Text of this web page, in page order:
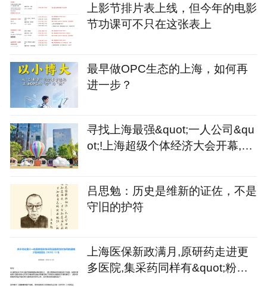
上影节排片表上线，但今年的电影
节功课可不只在这张表上
最早做OPC生态的上海，如何再
进一步？
寻找上海最强&quot;一人公司&qu
ot;!上海超级个体经济大会开幕,征
吕思勉：历史是维新的证佐，不是
守旧的护符
上海医保新政满月,原研药走进更
多医院,集采药同样有&quot;粉丝&